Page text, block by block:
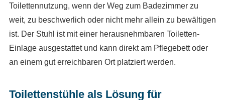
Toilettennutzung, wenn der Weg zum Badezimmer zu
weit, zu beschwerlich oder nicht mehr allein zu bewältigen
ist. Der Stuhl ist mit einer herausnehmbaren Toiletten-
Einlage ausgestattet und kann direkt am Pflegebett oder
an einem gut erreichbaren Ort platziert werden.
Toilettenstühle als Lösung für